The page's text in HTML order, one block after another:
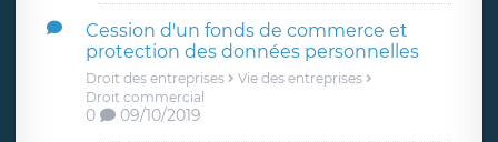
Cession d'un fonds de commerce et
protection des données personnelles
Droit des entreprises
Vie des entreprises
Droit commercial
0 09/10/2019